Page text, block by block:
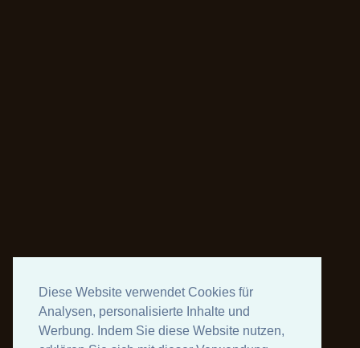
Diese Website verwendet Cookies für
Analysen, personalisierte Inhalte und
Werbung. Indem Sie diese Website nutzen,